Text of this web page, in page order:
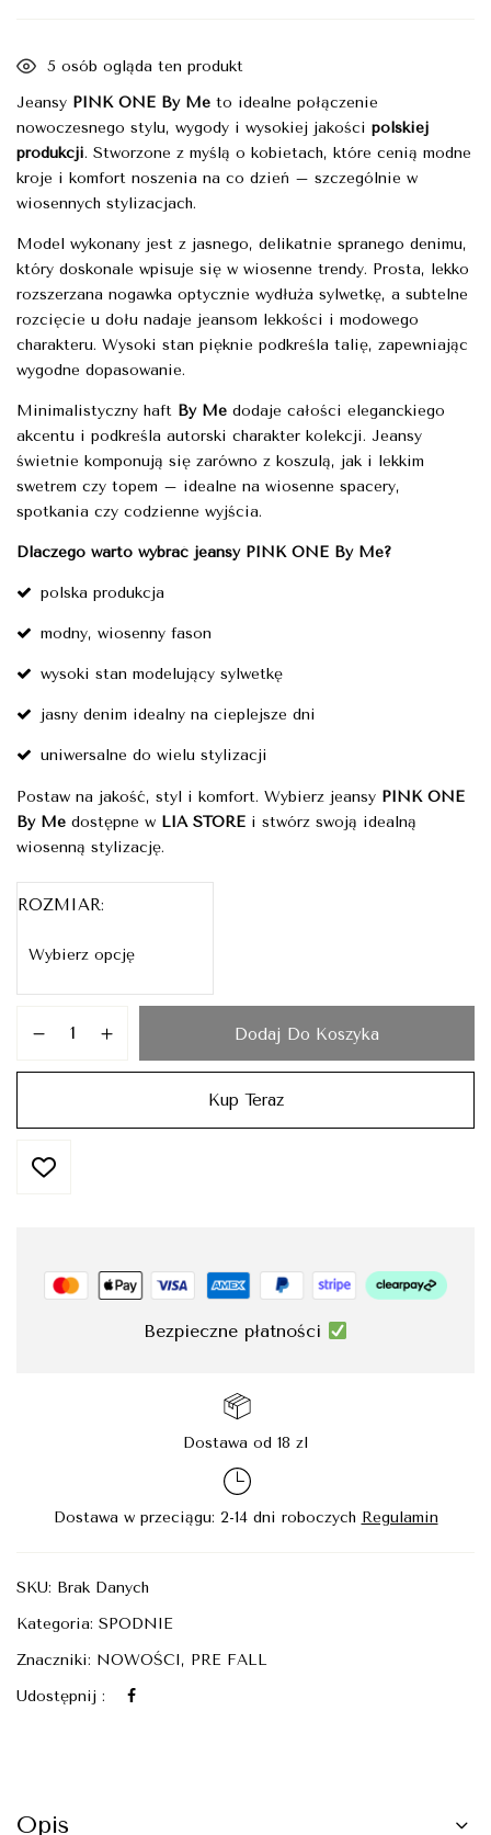
5 osób ogląda ten produkt
Jeansy PINK ONE By Me to idealne połączenie
nowoczesnego stylu, wygody i wysokiej jakości polskiej
produkcji. Stworzone z myślą o kobietach, które cenią modne
kroje i komfort noszenia na co dzień – szczególnie w
wiosennych stylizacjach.
Model wykonany jest z jasnego, delikatnie spranego denimu,
który doskonale wpisuje się w wiosenne trendy. Prosta, lekko
rozszerzana nogawka optycznie wydłuża sylwetkę, a subtelne
rozcięcie u dołu nadaje jeansom lekkości i modowego
charakteru. Wysoki stan pięknie podkreśla talię, zapewniając
wygodne dopasowanie.
Minimalistyczny haft By Me dodaje całości eleganckiego
akcentu i podkreśla autorski charakter kolekcji. Jeansy
świetnie komponują się zarówno z koszulą, jak i lekkim
swetrem czy topem – idealne na wiosenne spacery,
spotkania czy codzienne wyjścia.
Dlaczego warto wybrać jeansy PINK ONE By Me?
polska produkcja
modny, wiosenny fason
wysoki stan modelujący sylwetkę
jasny denim idealny na cieplejsze dni
uniwersalne do wielu stylizacji
Postaw na jakość, styl i komfort. Wybierz jeansy PINK ONE
By Me dostępne w LIA STORE i stwórz swoją idealną
wiosenną stylizację.
ROZMIAR
Dodaj Do Koszyka
Kup Teraz
Bezpieczne płatności
Dostawa od 18 zl
Dostawa w przeciągu: 2-14 dni roboczych Regulamin
SKU: Brak Danych
Kategoria: SPODNIE
Znaczniki: NOWOŚCI, PRE FALL
Udostępnij :
Opis